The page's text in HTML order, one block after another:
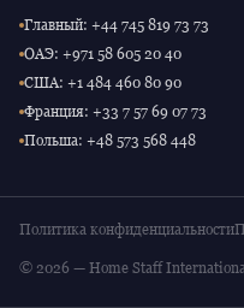
Главный: +44 745 819 73 73
ОАЭ: +971 58 605 20 40
США: +1 484 460 80 90
Франция: +33 7 57 69 07 73
Польша: +48 573 568 448
Политика конфиденциальности
© 2026 — Home Staff